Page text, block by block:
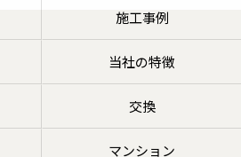
施工事例
当社の特徴
交換
マンション